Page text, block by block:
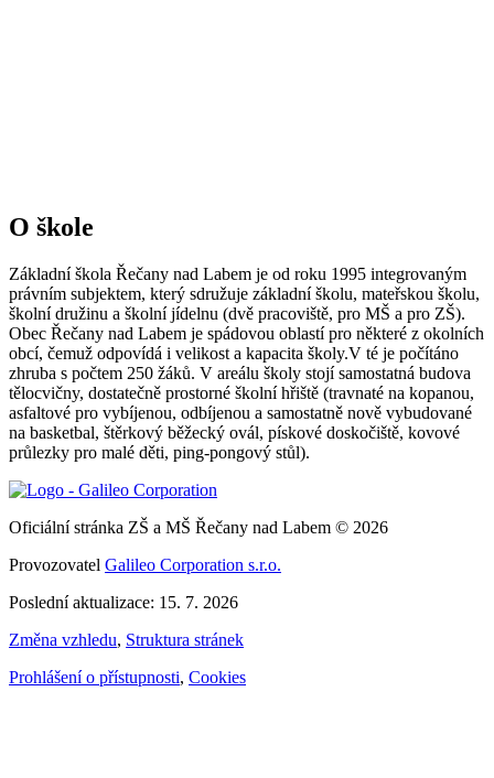
O škole
Základní škola Řečany nad Labem je od roku 1995 integrovaným
právním subjektem, který sdružuje základní školu, mateřskou školu,
školní družinu a školní jídelnu (dvě pracoviště, pro MŠ a pro ZŠ).
Obec Řečany nad Labem je spádovou oblastí pro některé z okolních
obcí, čemuž odpovídá i velikost a kapacita školy.V té je počítáno
zhruba s počtem 250 žáků. V areálu školy stojí samostatná budova
tělocvičny, dostatečně prostorné školní hřiště (travnaté na kopanou,
asfaltové pro vybíjenou, odbíjenou a samostatně nově vybudované
na basketbal, štěrkový běžecký ovál, pískové doskočiště, kovové
průlezky pro malé děti, ping-pongový stůl).
Oficiální stránka ZŠ a MŠ Řečany nad Labem © 2026
Provozovatel Galileo Corporation s.r.o.
Poslední aktualizace: 15. 7. 2026
Změna vzhledu, Struktura stránek
Prohlášení o přístupnosti, Cookies